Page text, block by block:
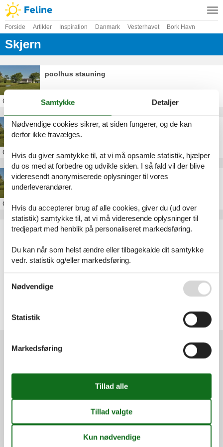
Forside Artikler Inspiration Danmark Vesterhavet Bork Havn
Skjern
poolhus stauning
Om
sommerhus stauning 18 personer
OmSkjern
luksus sommerhus stauning
OmSkjern
Artikeltyper
Inspiration
Alle
Danmark
Skjern
Gavekort
Tilbudsmail
Persondatapolitik
Cookies
FAQ
Kontakt
Om os
Din tryghed
Samtykke Detaljer
Nødvendige cookies sikrer, at siden fungerer, og de kan
derfor ikke fravælges.
Hvis du giver samtykke til, at vi må opsamle statistik, hjælper
du os med at forbedre og udvikle siden. I så fald vil der blive
videresendt anonymiserede oplysninger til vores
underleverandører.
Hvis du accepterer brug af alle cookies, giver du (ud over
statistik) samtykke til, at vi må videresende oplysninger til
tredjepart med henblik på personaliseret markedsføring.
Du kan når som helst ændre eller tilbagekalde dit samtykke
vedr. statistik og/eller markedsføring.
Nødvendige
Statistik
Markedsføring